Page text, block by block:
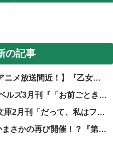
の記事
！】『乙女ゲー世界はモブに厳しい世界です』TVアニメ第2期放送記念フェア開催！
が魔王に勝てると思うな」と勇者パーティを追放されたので、王都で気ままに暮らしたい 8』電子書籍共通特典につきまして
、私はフリーダム！ 魔工士フェイ、古代文明に挑みます 2」協力店特典につきまして
び開催！？『第二回膝小僧選手権 激突！TOブックス編』開催決定！